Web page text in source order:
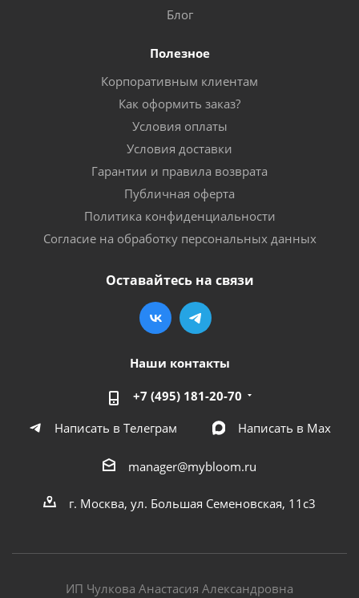
Блог
Полезное
Корпоративным клиентам
Как оформить заказ?
Условия оплаты
Условия доставки
Гарантии и правила возврата
Публичная оферта
Политика конфиденциальности
Согласие на обработку персональных данных
Оставайтесь на связи
Наши контакты
+7 (495) 181-20-70
Написать в Телеграм
Написать в Мах
manager@mybloom.ru
г. Москва, ул. Большая Семеновская, 11с3
ИП Чулкова Анастасия Александровна